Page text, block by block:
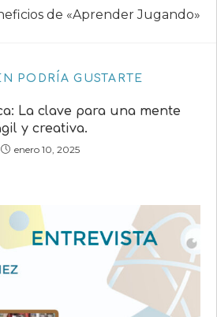
de «Aprender Jugando»
PODRÍA GUSTARTE
La clave para una mente
y creativa.
enero 10, 2025